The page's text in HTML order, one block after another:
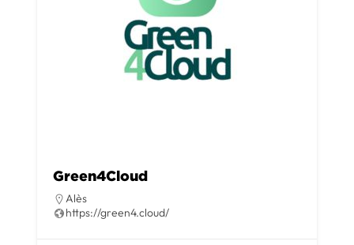
Green4Cloud
Alès
https://green4.cloud/